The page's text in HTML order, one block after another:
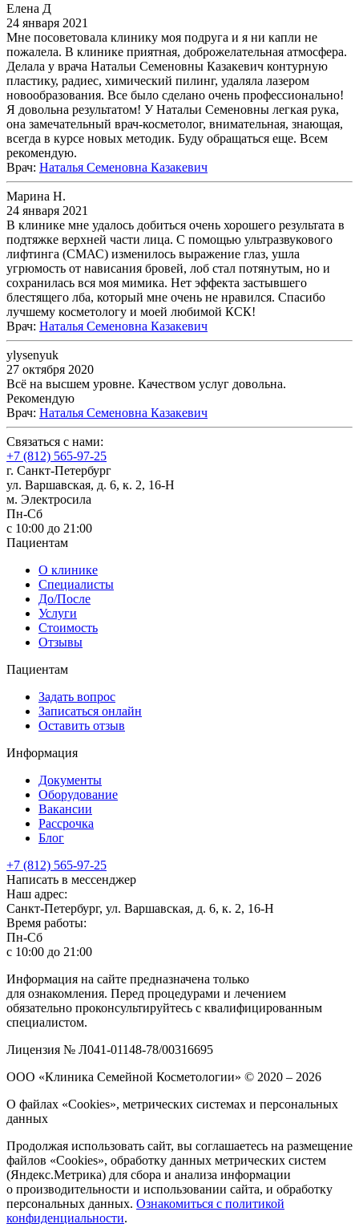
Елена Д
24 января 2021
Мне посоветовала клинику моя подруга и я ни капли не
пожалела. В клинике приятная, доброжелательная атмосфера.
Делала у врача Натальи Семеновны Казакевич контурную
пластику, радиес, химический пилинг, удаляла лазером
новообразования. Все было сделано очень профессионально!
Я довольна результатом! У Натальи Семеновны легкая рука,
она замечательный врач-косметолог, внимательная, знающая,
всегда в курсе новых методик. Буду обращаться еще. Всем
рекомендую.
Врач: Наталья Семеновна Казакевич
Марина Н.
24 января 2021
В клинике мне удалось добиться очень хорошего результата в
подтяжке верхней части лица. С помощью ультразвукового
лифтинга (СМАС) изменилось выражение глаз, ушла
угрюмость от нависания бровей, лоб стал потянутым, но и
сохранилась вся моя мимика. Нет эффекта застывшего
блестящего лба, который мне очень не нравился. Спасибо
лучшему косметологу и моей любимой КСК!
Врач: Наталья Семеновна Казакевич
ylysenyuk
27 октября 2020
Всё на высшем уровне. Качеством услуг довольна.
Рекомендую
Врач: Наталья Семеновна Казакевич
Связаться с нами:
+7 (812) 565-97-25
г. Санкт-Петербург
ул. Варшавская, д. 6, к. 2, 16-Н
м. Электросила
Пн-Сб
с 10:00 до 21:00
Пациентам
О клинике
Специалисты
До/После
Услуги
Стоимость
Отзывы
Пациентам
Задать вопрос
Записаться онлайн
Оставить отзыв
Информация
Документы
Оборудование
Вакансии
Рассрочка
Блог
+7 (812) 565-97-25
Написать в мессенджер
Наш адрес:
Санкт-Петербург, ул. Варшавская, д. 6, к. 2, 16-Н
Время работы:
Пн-Сб
с 10:00 до 21:00
Информация на сайте предназначена только
для ознакомления. Перед процедурами и лечением
обязательно проконсультируйтесь с квалифицированным
специалистом.
Лицензия № Л041-01148-78/00316695
ООО «Клиника Семейной Косметологии» © 2020 – 2026
О файлах «Cookies», метрических системах и персональных
данных
Продолжая использовать сайт, вы соглашаетесь на размещение
файлов «Cookies», обработку данных метрических систем
(Яндекс.Метрика) для сбора и анализа информации
о производительности и использовании сайта, и обработку
персональных данных. Ознакомиться с политикой
конфиденциальности.